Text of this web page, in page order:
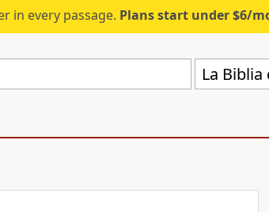
in every passage. Plans start under $6/
La Biblia